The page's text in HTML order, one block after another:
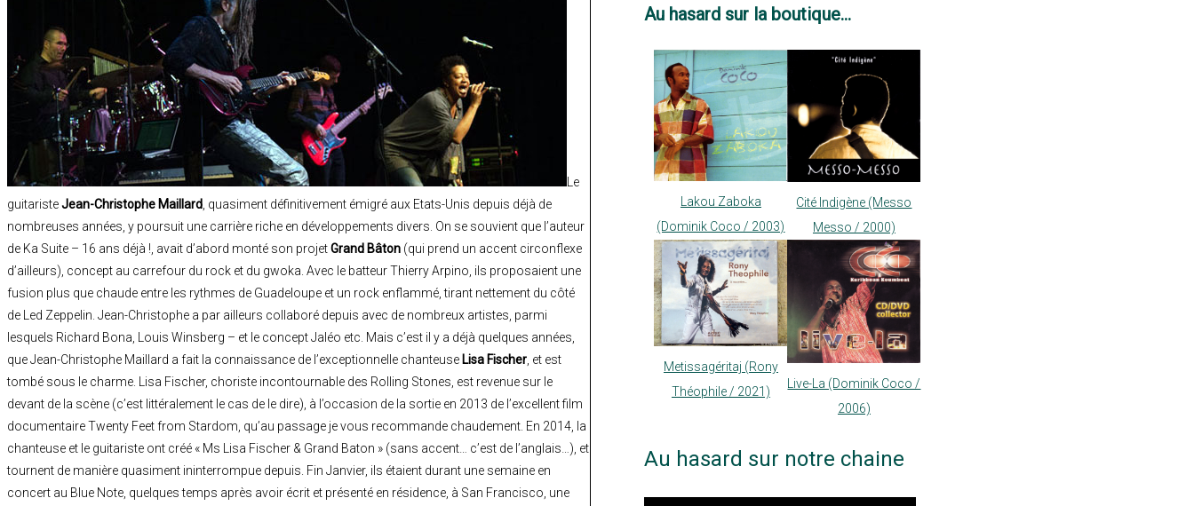
Le
guitaristeJean-Christophe Maillard , quasiment définitivement émigré aux Etats-Unis depuis déjà de
nombreuses années, y poursuit une carrière riche en développements divers. On se souvient que l’auteur
de Ka Suite – 16 ans déjà !, avait d’abord monté son projetGrand Bâton (qui prend un accent circonflexe
d’ailleurs), concept au carrefour du rock et du gwoka. Avec le batteur Thierry Arpino, ils proposaient une
fusion plus que chaude entre les rythmes de Guadeloupe et un rock enflammé, tirant nettement du côté
de Led Zeppelin. Jean-Christophe a par ailleurs collaboré depuis avec de nombreux artistes, parmi
lesquels Richard Bona, Louis Winsberg – et le concept Jaléo etc. Mais c’est il y a déjà quelques années,
que Jean-Christophe Maillard a fait la connaissance de l’exceptionnelle chanteuse Lisa Fischer , et est
tombé sous le charme. Lisa Fischer, choriste incontournable des Rolling Stones, est revenue sur le
devant de la scène (c’est littéralement le cas de le dire), à l’occasion de la sortie en 2013 de l’excellent film
documentaire Twenty Feet from Stardom, qu’au passage je vous recommande chaudement. En 2014, la
chanteuse et le guitariste ont créé « Ms Lisa Fischer & Grand Baton » (sans accent… c’est de l’anglais…), et
tournent de manière quasiment ininterrompue depuis. Fin Janvier, ils étaient durant une semaine en
concert au Blue Note, quelques temps après avoir écrit et présenté en résidence, à San Francisco, une
Au hasard sur la boutique...
Lakou Zaboka
(Dominik Coco / 2003)
Cité Indigène (Messo
Messo / 2000)
Metissagéritaj (Rony
Théophile / 2021)
Live-La (Dominik Coco /
2006)
Au hasard sur notre chaine